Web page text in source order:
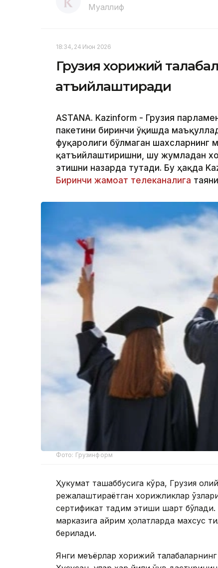
Муаллиф
18:34, 24 Июн 2026
Грузия хорижий
қатъийлаштиради
ASTANA. Kazinform - Грузия
пакетини биринчи ўқишда
фуқаролиги бўлмаган шахсларнинг
қатъийлаштиришни, шу жумладан
этишни назарда тутади. Бу ҳақда
Биринчи жамоат телеканалига
Фото: Грузинформ
Ҳукумат ташаббусига кўра, Грузия
режалаштираётган хорижликлар
сертификат тақдим этиши шарт
марказига айрим ҳолатларда махсус
берилади.
Янги меъёрлар хорижий